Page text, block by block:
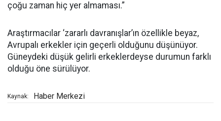
çoğu zaman hiç yer almaması.”
Araştırmacılar ‘zararlı davranışlar’ın özellikle beyaz,
Avrupalı erkekler için geçerli olduğunu düşünüyor.
Güneydeki düşük gelirli erkeklerdeyse durumun farklı
olduğu öne sürülüyor.
Kaynak: Haber Merkezi